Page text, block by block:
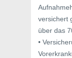
versichert
über das
•